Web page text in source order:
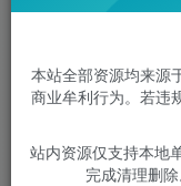
本站全部资源均来源
商业牟利行为。若违
站内资源仅支持本地
完成清理删